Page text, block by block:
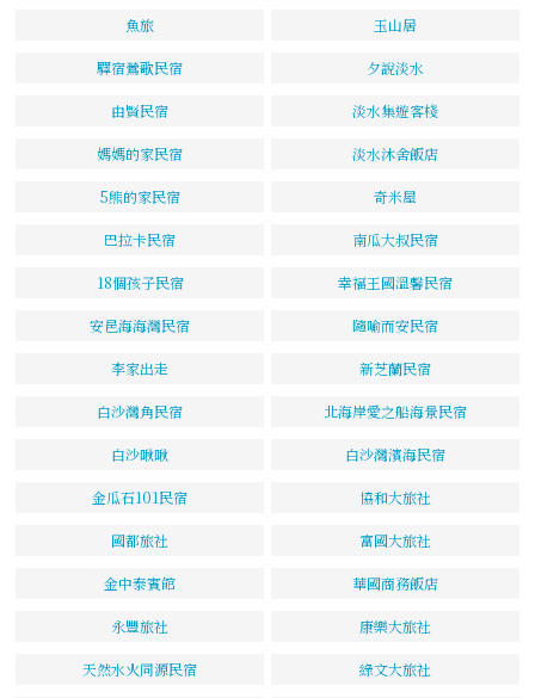
魚旅 玉山居
驛宿鶯歌民宿 夕說淡水
由賢民宿 淡水集遊客棧
媽媽的家民宿 淡水沐舍飯店
5熊的家民宿 奇米屋
巴拉卡民宿 南瓜大叔民宿
18個孩子民宿 幸福王國溫馨民宿
安邑海海灣民宿 隨喻而安民宿
李家出走 新芝蘭民宿
白沙灣角民宿 北海岸愛之船海景民宿
白沙啾啾 白沙灣濱海民宿
金瓜石101民宿 協和大旅社
國都旅社 富國大旅社
金中泰賓館 華國商務飯店
永豐旅社 康樂大旅社
天然水火同源民宿 綠文大旅社